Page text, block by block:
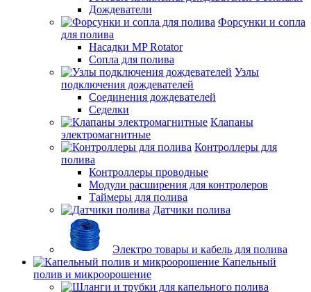
Дождеватели
Форсунки и сопла
для полива
Насадки MP Rotator
Сопла для полива
Узлы
подключения дождевателей
Соединения дождевателей
Седелки
Клапаны
электромагнитные
Контроллеры для
полива
Контроллеры проводные
Модули расширения для контролеров
Таймеры для полива
Датчики полива
Электро товары и кабель для полива
Капельный
полив и микроорошение